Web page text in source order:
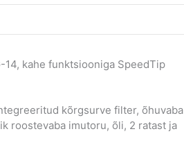
14, kahe funktsiooniga SpeedTip
kõrgsurve filter, õhuvaba
roostevaba imutoru, õli, 2 ratast ja